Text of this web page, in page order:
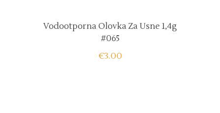
Vodootporna Olovka Za Usne 1,4g
#065
€3.00